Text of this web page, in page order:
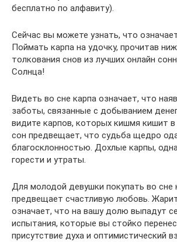
бесплатно по алфавиту).
Сейчас вы можете узнать, что
Поймать карпа на удочку, прочитав
толкования снов из лучших онлайн
Солнца!
Видеть во сне карпа означает, что
заботы, связанные с добыванием
видите карпов, которых кишмя кишит
сон предвещает, что судьба щедро
благосклонностью. Дохлые карпы,
горести и утраты.
Для молодой девушки покупать во сне
предвещает счастливую любовь.
означает, что на вашу долю выпадут
испытания, которые вы стойко
присутствие духа и оптимистический